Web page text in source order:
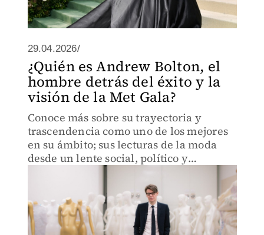
29.04.2026/
¿Quién es Andrew Bolton, el
hombre detrás del éxito y la
visión de la Met Gala?
Conoce más sobre su trayectoria y
trascendencia como uno de los mejores
en su ámbito; sus lecturas de la moda
desde un lente social, político y